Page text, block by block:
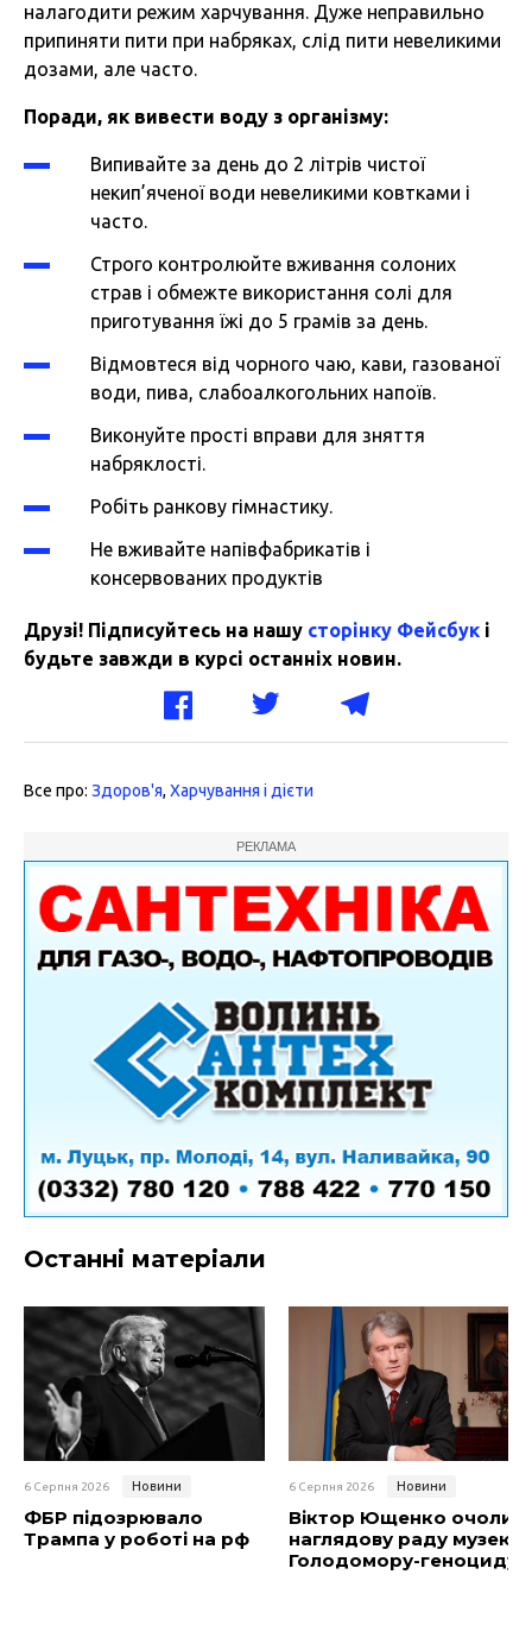
налагодити режим харчування. Дуже неправильно
припиняти пити при набряках, слід пити невеликими
дозами, але часто.
Поради, як вивести воду з організму:
Випивайте за день до 2 літрів чистої
некип’яченої води невеликими ковтками і
часто.
Строго контролюйте вживання солоних
страв і обмежте використання солі для
приготування їжі до 5 грамів за день.
Відмовтеся від чорного чаю, кави, газованої
води, пива, слабоалкогольних напоїв.
Виконуйте прості вправи для зняття
набряклості.
Робіть ранкову гімнастику.
Не вживайте напівфабрикатів і
консервованих продуктів
Друзі! Підписуйтесь на нашу сторінку Фейсбук і
будьте завжди в курсі останніх новин.
Все про: Здоров'я, Харчування і дієти
РЕКЛАМА
Останні матеріали
6 Серпня 2026 Новини
ФБР підозрювало
Трампа у роботі на рф
6 Серпня 2026 Новини
Віктор Ющенко очолив
наглядову раду музею
Голодомору-геноциду